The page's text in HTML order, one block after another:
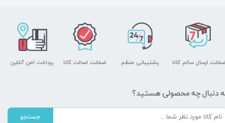
پشتیبانی منظم پرداخت امن آنلاین ارسال سالم کالا ضمانت اصالت کالا
دنبال چه محصولی هستید؟
جستجو